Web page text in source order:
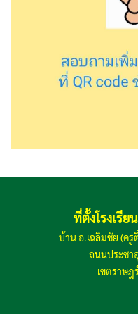
ที่ตั้งโรงเรี
บ้าน อ.เฉลิมชัย (ค
ถนนประชา
เขตราษ